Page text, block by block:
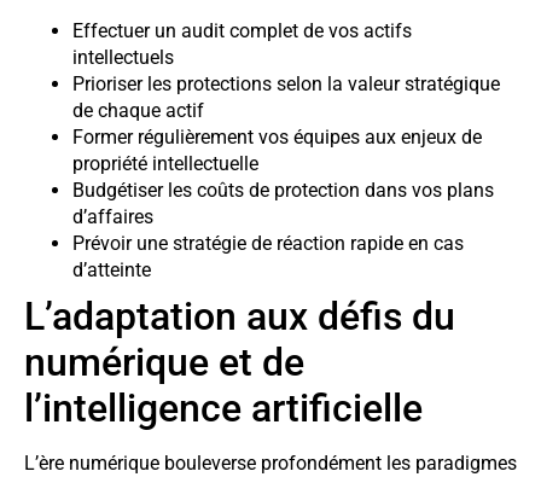
Effectuer un audit complet de vos actifs
intellectuels
Prioriser les protections selon la valeur stratégique
de chaque actif
Former régulièrement vos équipes aux enjeux de
propriété intellectuelle
Budgétiser les coûts de protection dans vos plans
d’affaires
Prévoir une stratégie de réaction rapide en cas
d’atteinte
L’adaptation aux défis du
numérique et de
l’intelligence artificielle
L’ère numérique bouleverse profondément les paradigmes